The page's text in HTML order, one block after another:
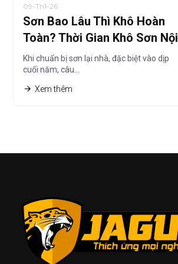
09-Th1-26
Sơn Bao Lâu Thì Khô Hoàn
Toàn? Thời Gian Khô Sơn Nội
Thất Chi Tiết Nhất
Khi chuẩn bị sơn lại nhà, đặc biệt vào dịp
cuối năm, câu…
Xem thêm